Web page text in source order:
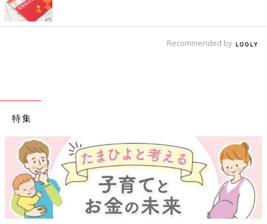
Recommended by
特集
【ワクチン接種できるものも】妊婦の感染症対策、知っておいて！